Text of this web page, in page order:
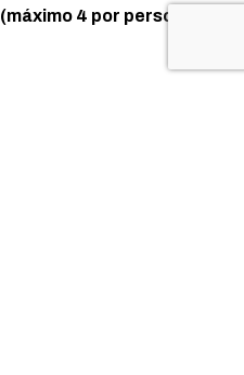
(máximo 4 por persona).